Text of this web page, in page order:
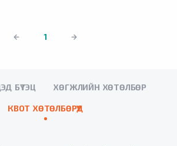
1
БҮТЭЦ ХӨГЖЛИЙН ХӨТӨЛБӨР
КВОТ ХӨТӨЛБӨРҮҮД